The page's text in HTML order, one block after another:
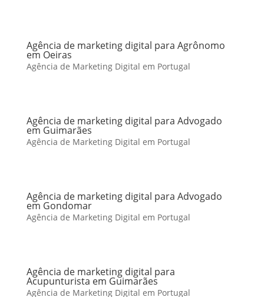
Agência de marketing digital para Agrônomo
em Oeiras
Agência de Marketing Digital em Portugal
Agência de marketing digital para Advogado
em Guimarães
Agência de Marketing Digital em Portugal
Agência de marketing digital para Advogado
em Gondomar
Agência de Marketing Digital em Portugal
Agência de marketing digital para
Acupunturista em Guimarães
Agência de Marketing Digital em Portugal